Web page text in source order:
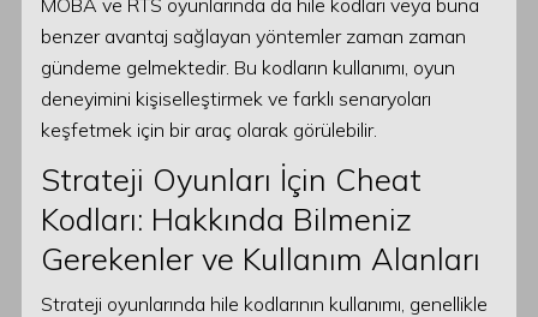
MOBA ve RTS oyunlarında da hile kodları veya buna
benzer avantaj sağlayan yöntemler zaman zaman
gündeme gelmektedir. Bu kodların kullanımı, oyun
deneyimini kişiselleştirmek ve farklı senaryoları
keşfetmek için bir araç olarak görülebilir.
Strateji Oyunları İçin Cheat
Kodları: Hakkında Bilmeniz
Gerekenler ve Kullanım Alanları
Strateji oyunlarında hile kodlarının kullanımı, genellikle